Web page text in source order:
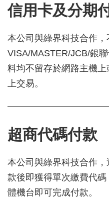
信用卡及分期
本公司與綠界科技合作
VISA/MASTER/JCB/銀
料均不留存於網路主機
上交易。
超商代碼付款
本公司與綠界科技合作
款後即獲得單次繳費代
體機台即可完成付款。